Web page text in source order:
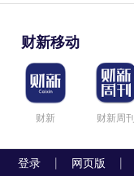
财新移动
财新 财新周刊
登录 网页版